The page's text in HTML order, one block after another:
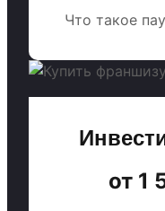
Что такое
от 1